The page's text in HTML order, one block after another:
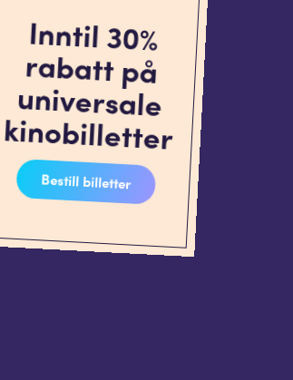
Inntil 30%
rabatt på
universale
kinobilletter
Bestill billetter